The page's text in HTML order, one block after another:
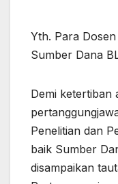
Yth. Para
Sumber Dana
Demi ketertiban
Penelitian dan
baik Sumber
disampaikan